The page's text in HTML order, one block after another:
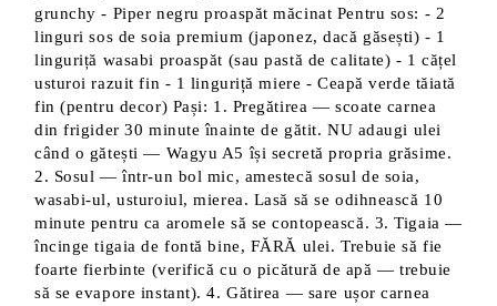
grunchy - Piper negru proaspăt măcinat Pentru sos: - 2
linguri sos de soia premium (japonez, dacă găsești) - 1
linguriță wasabi proaspăt (sau pastă de calitate) - 1 cățel
usturoi razuit fin - 1 linguriță miere - Ceapă verde tăiată
fin (pentru decor) Pași: 1. Pregătirea — scoate carnea
din frigider 30 minute înainte de gătit. NU adaugi ulei
când o gătești — Wagyu A5 își secretă propria grăsime.
2. Sosul — într-un bol mic, amestecă sosul de soia,
wasabi-ul, usturoiul, mierea. Lasă să se odihnească 10
minute pentru ca aromele să se contopească. 3. Tigaia —
încinge tigaia de fontă bine, FĂRĂ ulei. Trebuie să fie
foarte fierbinte (verifică cu o picătură de apă — trebuie
să se evapore instant). 4. Gătirea — sare ușor carnea